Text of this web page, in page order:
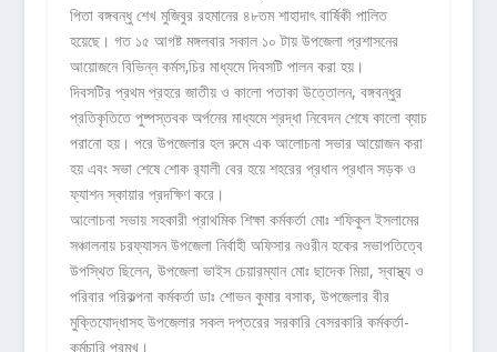
পিতা বঙ্গবন্ধু শেখ মুজিবুর রহমানের ৪৮তম শাহাদাৎ বার্ষিকী পালিত
হয়েছে। গত ১৫ আগষ্ট মঙ্গলবার সকাল ১০ টায় উপজেলা প্রশাসনের
আয়োজনে বিভিন্ন কর্মস‚চির মাধ্যমে দিবসটি পালন করা হয়।
দিবসটির প্রথম প্রহরে জাতীয় ও কালো পতাকা উত্তোলন, বঙ্গবন্ধুর
প্রতিকৃতিতে পুষ্পস্তবক অর্পনের মাধ্যমে শ্রদ্ধা নিবেদন শেষে কালো ব্যাচ
পরানো হয়। পরে উপজেলার হল রুমে এক আলোচনা সভার আয়োজন করা
হয় এবং সভা শেষে শোক র‌্যালী বের হয়ে শহরের প্রধান প্রধান সড়ক ও
ফ্যাশন স্কায়ার প্রদক্ষিণ করে।
আলোচনা সভায় সহকারী প্রাথমিক শিক্ষা কর্মকর্তা মোঃ শফিকুল ইসলামের
সঞ্চালনায় চরফ্যাসন উপজেলা নির্বাহী অফিসার নওরীন হকের সভাপতিত্বে
উপস্থিত ছিলেন, উপজেলা ভাইস চেয়ারম্যান মোঃ ছাদেক মিয়া, স্বাস্থ্য ও
পরিবার পরিকল্পনা কর্মকর্তা ডাঃ শোভন কুমার বসাক, উপজেলার বীর
মুক্তিযোদ্ধাসহ উপজেলার সকল দপ্তরের সরকারি বেসরকারি কর্মকর্তা-
কর্মচারি প্রমুখ।